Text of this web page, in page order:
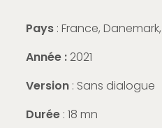
Pays : France,
Année :2021
Version : Sans dialogue
Durée: 18 mn